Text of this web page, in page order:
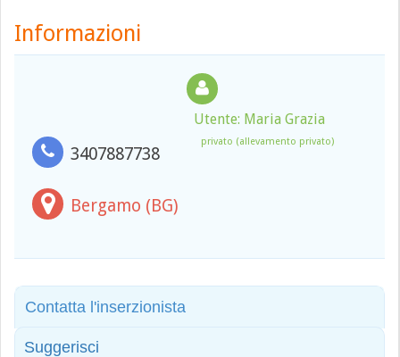
Informazioni
3407887738
Utente: Maria Grazia
privato (allevamento privato)
Bergamo (BG)
Contatta l'inserzionista
Suggerisci